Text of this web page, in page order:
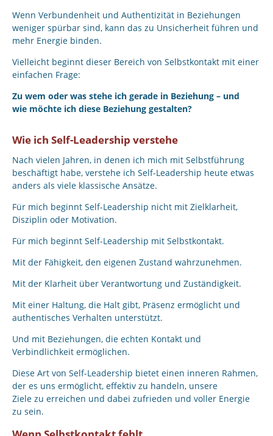
Wenn Verbundenheit und Authentizität in Beziehungen
weniger spürbar sind, kann das zu Unsicherheit führen und
mehr Energie binden.
Vielleicht beginnt dieser Bereich von Selbstkontakt mit einer
einfachen Frage:
Zu wem oder was stehe ich gerade in Beziehung – und
wie möchte ich diese Beziehung gestalten?
Wie ich Self-Leadership verstehe
Nach vielen Jahren, in denen ich mich mit Selbstführung
beschäftigt habe, verstehe ich Self-Leadership heute etwas
anders als viele klassische Ansätze.
Für mich beginnt Self-Leadership nicht mit Zielklarheit,
Disziplin oder Motivation.
Für mich beginnt Self-Leadership mit Selbstkontakt.
Mit der Fähigkeit, den eigenen Zustand wahrzunehmen.
Mit der Klarheit über Verantwortung und Zuständigkeit.
Mit einer Haltung, die Halt gibt, Präsenz ermöglicht und
authentisches Verhalten unterstützt.
Und mit Beziehungen, die echten Kontakt und
Verbindlichkeit ermöglichen.
Diese Art von Self-Leadership bietet einen inneren Rahmen,
der es uns ermöglicht, effektiv zu handeln, unsere
Ziele zu erreichen und dabei zufrieden und voller Energie
zu sein.